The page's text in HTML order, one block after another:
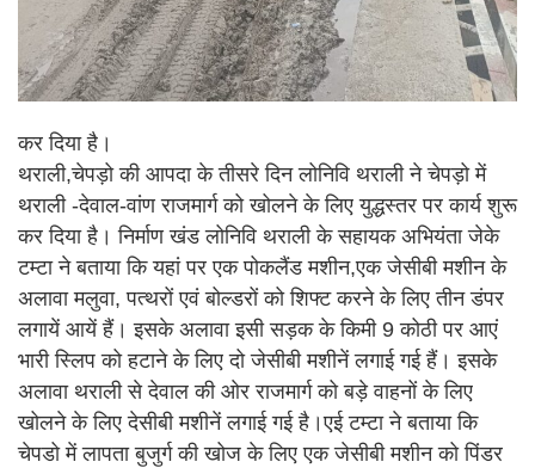
कर दिया है।
थराली,चेपड़ो की आपदा के तीसरे दिन लोनिवि थराली ने चेपड़ो में
थराली -देवाल-वांण राजमार्ग को खोलने के लिए युद्धस्तर पर कार्य शुरू
कर दिया है। निर्माण खंड लोनिवि थराली के सहायक अभियंता जेके
टम्टा ने बताया कि यहां पर एक पोकलैंड मशीन,एक जेसीबी मशीन के
अलावा मलुवा, पत्थरों एवं बोल्डरों को शिफ्ट करने के लिए तीन डंपर
लगायें आयें हैं। इसके अलावा इसी सड़क के किमी 9 कोठी पर आएं
भारी स्लिप को हटाने के लिए दो जेसीबी मशीनें लगाई गई हैं। इसके
अलावा थराली से देवाल की ओर राजमार्ग को बड़े वाहनों के लिए
खोलने के लिए देसीबी मशीनें लगाई गई है।एई टम्टा ने बताया कि
चेपडो में लापता बुजुर्ग की खोज के लिए एक जेसीबी मशीन को पिंडर